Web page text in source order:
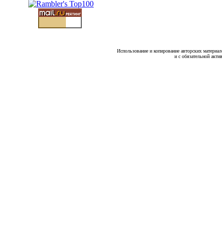
Использование и копирование авторских
и с обязательной